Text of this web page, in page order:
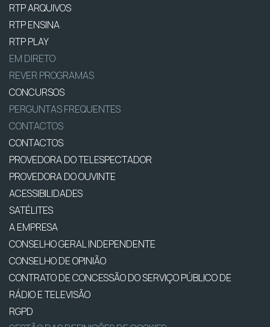
RTP ARQUIVOS
RTP ENSINA
RTP PLAY
EM DIRETO
REVER PROGRAMAS
CONCURSOS
PERGUNTAS FREQUENTES
CONTACTOS
CONTACTOS
PROVEDORA DO TELESPECTADOR
PROVEDORA DO OUVINTE
ACESSIBILIDADES
SATÉLITES
A EMPRESA
CONSELHO GERAL INDEPENDENTE
CONSELHO DE OPINIÃO
CONTRATO DE CONCESSÃO DO SERVIÇO PÚBLICO DE
RÁDIO E TELEVISÃO
RGPD